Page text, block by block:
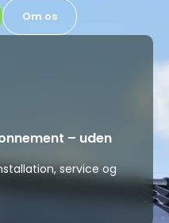
Om os
– uden
service og